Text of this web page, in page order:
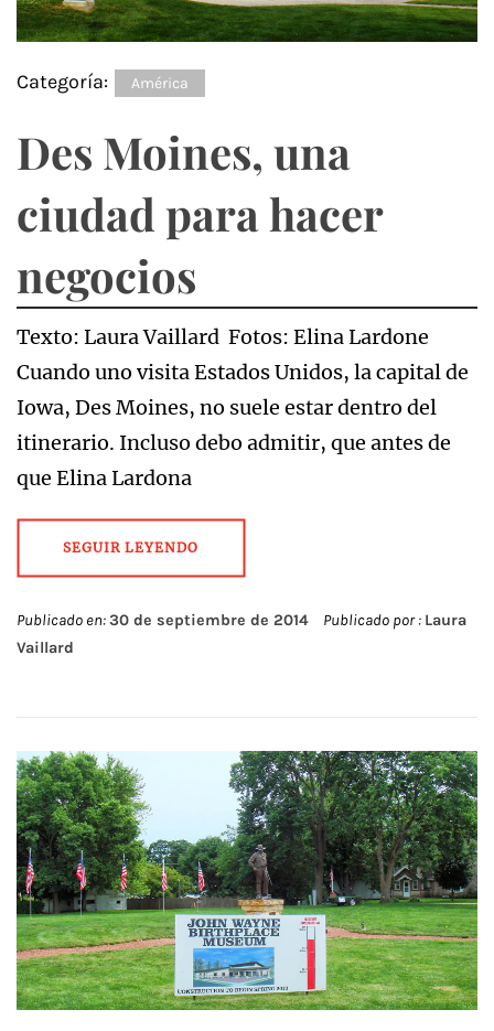
Categoría: América
Des Moines, una
ciudad para hacer
negocios
Texto: Laura Vaillard Fotos: Elina Lardone
Cuando uno visita Estados Unidos, la capital de
Iowa, Des Moines, no suele estar dentro del
itinerario. Incluso debo admitir, que antes de
que Elina Lardona
SEGUIR LEYENDO
Publicado en:30 de septiembre de 2014 Publicado por : Laura
Vaillard